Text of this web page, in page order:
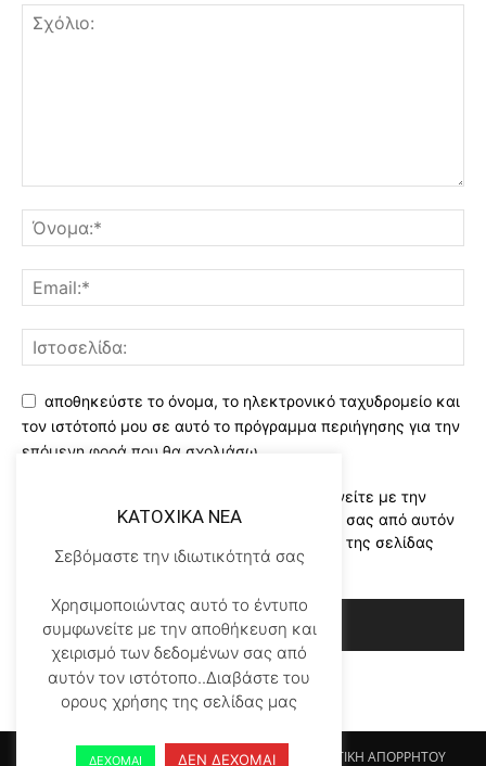
αποθηκεύστε το όνομα, το ηλεκτρονικό ταχυδρομείο και
τον ιστότοπό μου σε αυτό το πρόγραμμα περιήγησης για την
επόμενη φορά που θα σχολιάσω.
Χρησιμοποιώντας αυτό το έντυπο συμφωνείτε με την
αποθήκευση και χειρισμό των δεδομένων σας από αυτόν
τον ιστότοπο..Διαβάστε του ορους χρήσης της σελίδας
μας*
Αρχικη KATOHIKA NEA Login Register ΠΟΛΙΤΙΚΗ ΑΠΟΡΡΗΤΟΥ
KATOXIKA NEA
Σεβόμαστε την ιδιωτικότητά σας
Χρησιμοποιώντας αυτό το έντυπο
συμφωνείτε με την αποθήκευση και
χειρισμό των δεδομένων σας από
αυτόν τον ιστότοπο..Διαβάστε του
ορους χρήσης της σελίδας μας
ΔΕΧΟΜΑΙ ΔΕΝ ΔΕΧΟΜΑΙ